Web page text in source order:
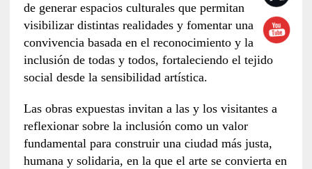
de generar espacios culturales que permitan
visibilizar distintas realidades y fomentar una
convivencia basada en el reconocimiento y la
inclusión de todas y todos, fortaleciendo el tejido
social desde la sensibilidad artística.
Las obras expuestas invitan a las y los visitantes a
reflexionar sobre la inclusión como un valor
fundamental para construir una ciudad más justa,
humana y solidaria, en la que el arte se convierta en